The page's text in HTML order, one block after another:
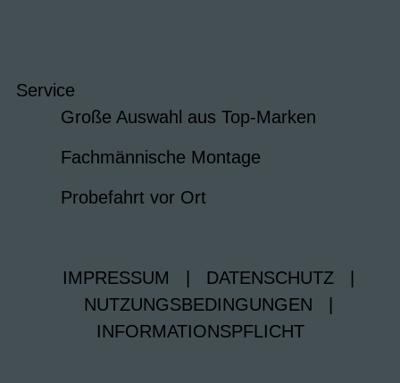
Service
Große Auswahl aus Top-Marken
Fachmännische Montage
Probefahrt vor Ort
IMPRESSUM DATENSCHUTZ
NUTZUNGSBEDINGUNGEN
INFORMATIONSPFLICHT